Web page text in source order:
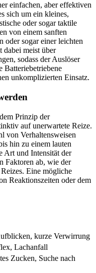
einfachen, aber effektiven
sich um ein kleines,
oder sogar taktile
von einem sanften
oder sogar einer leichten
dabei meist über
sodass der Auslöser
Batteriebetriebene
unkomplizierten Einsatz.
Prinzip der
auf unerwartete Reize.
von Verhaltensweisen
hin zu einem lauten
Art und Intensität der
Faktoren ab, wie der
Eine mögliche
Reaktionszeiten oder dem
kurze Verwirrung
Lachanfall
Zucken, Suche nach